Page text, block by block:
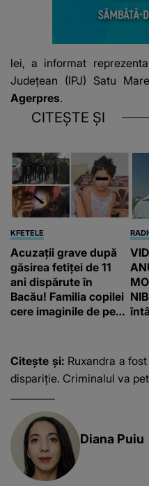
lei, a informat
Judeţean (IPJ) Satu
Agerpres.
CITEȘTE ȘI
KFETELE
Acuzații grave după
găsirea fetiței de 11
ani dispărute în
Bacău! Familia copilei
cere imaginile de pe
a mai dus sora mea...”
e
Citește și: Ruxandra a
dispariție. Criminalul va
Diana Puiu